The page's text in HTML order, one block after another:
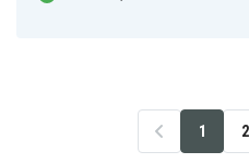
1 2